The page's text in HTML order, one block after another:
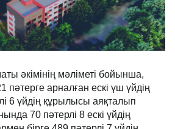
әкімінің мәліметі бойынша,
пәтерге арналған ескі үш үйдің
6 үйдің құрылысы аяқталып
70 пәтерлі 8 ескі үйдің